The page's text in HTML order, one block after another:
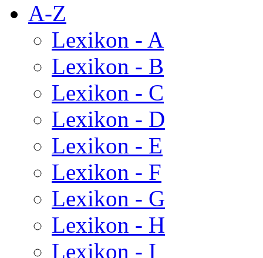
A-Z
Lexikon - A
Lexikon - B
Lexikon - C
Lexikon - D
Lexikon - E
Lexikon - F
Lexikon - G
Lexikon - H
Lexikon - I